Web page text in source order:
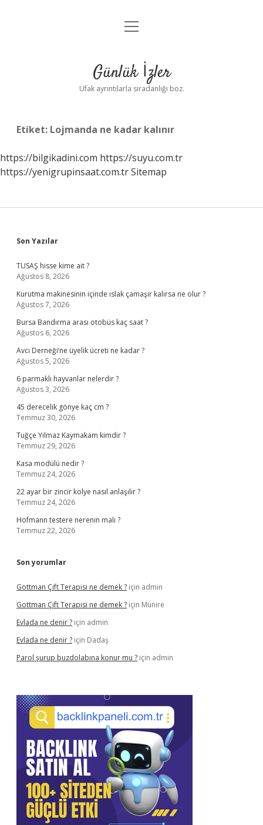
Anasayfa
Yasal Uyarı
menüyü
Günlük İzler
Ufak ayrıntılarla sıradanlığı boz.
Etiket: Lojmanda ne kadar kalınır
https://bilgikadini.com https://suyu.com.tr
https://yenigrupinsaat.com.trSitemap
Sidebar
Son Yazılar
TUSAŞ hisse kime ait ?
Ağustos 8, 2026
Kurutma makinesinin içinde ıslak çamaşır kalırsa ne olur ?
Ağustos 7, 2026
Bursa Bandırma arası otobüs kaç saat ?
Ağustos 6, 2026
Avcı Derneği’ne üyelik ücreti ne kadar ?
Ağustos 5, 2026
6 parmaklı hayvanlar nelerdir ?
Ağustos 3, 2026
45 derecelik gönye kaç cm ?
Temmuz 30, 2026
Tuğçe Yılmaz Kaymakam kimdir ?
Temmuz 29, 2026
Kasa modülü nedir ?
Temmuz 24, 2026
22 ayar bir zincir kolye nasıl anlaşılır ?
Temmuz 24, 2026
Hofmann testere nerenin malı ?
Temmuz 22, 2026
Son yorumlar
Gottman Çift Terapisi ne demek ? için admin
Gottman Çift Terapisi ne demek ? için Münire
Evlada ne denir ? için admin
Evlada ne denir ? için Dadaş
Parol şurup buzdolabına konur mu ? için admin